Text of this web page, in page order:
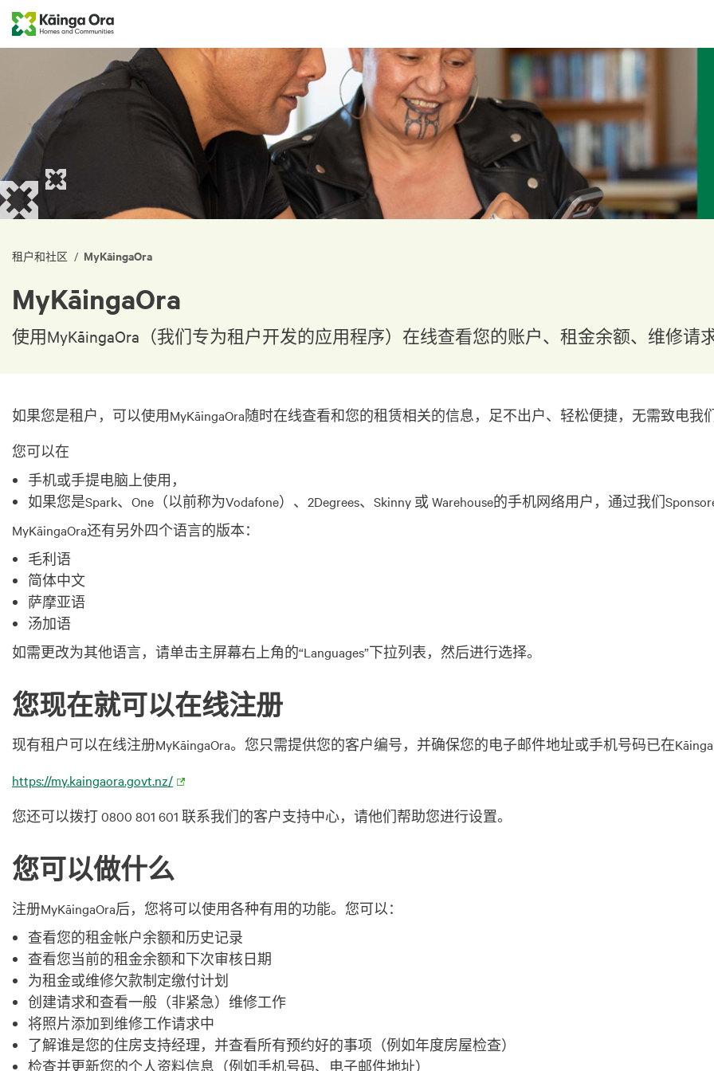
租户和社区 / MyKāingaOra
MyKāingaOra
使用MyKāingaOra（我们专为租户开发的应用程序）在线查看您的账户、租金余额、维修请
如果您是租户，可以使用MyKāingaOra随时在线查看和您的租赁相关的信息，足不出户、轻松便捷，无需致电我
您可以在
手机或手提电脑上使用，
如果您是Spark、One（以前称为Vodafone）、2Degrees、Skinny 或 Warehouse的手机网络用户，通过我们
MyKāingaOra还有另外四个语言的版本：
毛利语
简体中文
萨摩亚语
汤加语
如需更改为其他语言，请单击主屏幕右上角的“Languages”下拉列表，然后进行选择。
您现在就可以在线注册
现有租户可以在线注册MyKāingaOra。您只需提供您的客户编号，并确保您的电子邮件地址或手机号码已在
https://my.kaingaora.govt.nz/
您还可以拨打 0800 801 601 联系我们的客户支持中心，请他们帮助您进行设置。
您可以做什么
注册MyKāingaOra后，您将可以使用各种有用的功能。您可以：
查看您的租金帐户余额和历史记录
查看您当前的租金余额和下次审核日期
为租金或维修欠款制定缴付计划
创建请求和查看一般（非紧急）维修工作
将照片添加到维修工作请求中
了解谁是您的住房支持经理，并查看所有预约好的事项（例如年度房屋检查）
检查并更新您的个人资料信息（例如手机号码、电子邮件地址）